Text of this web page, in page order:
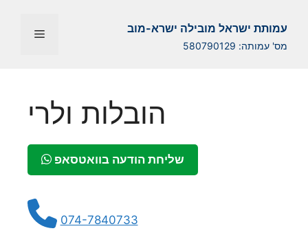
содержимому
עמותת ישראל מובילה ישרא-מוב
מס' עמותה: 580790129
Меню
הובלות ולרי
שליחת הודעה בוואטסאפ
074-7840733